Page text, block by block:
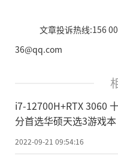
文章投诉热线:156
36@qq.com
i7-12700H+RTX 3060
分首选华硕天选3游戏本
2022-09-21 09:54:16